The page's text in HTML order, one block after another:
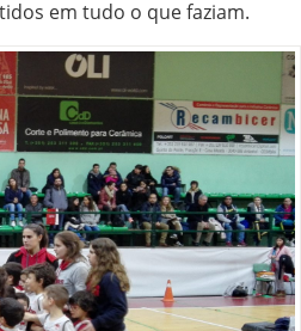
em tudo o que faziam.